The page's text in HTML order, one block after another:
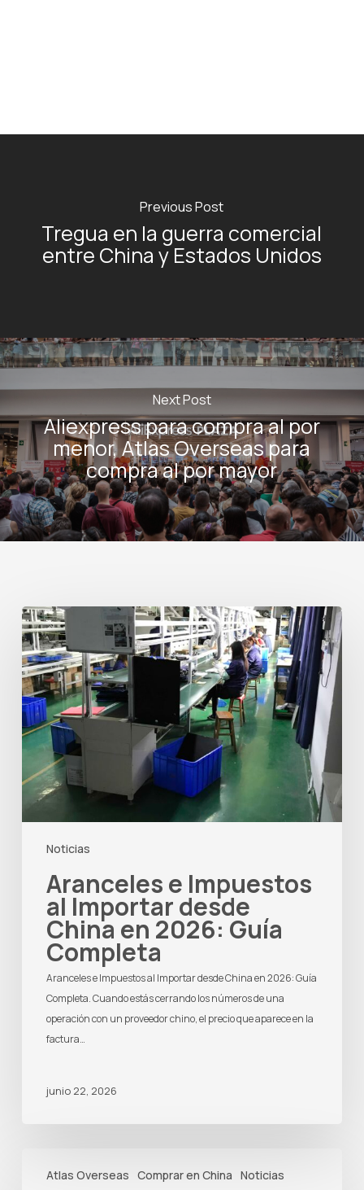
Previous Post
Tregua en la guerra comercial
entre China y Estados Unidos
Next Post
Aliexpress para compra al por
menor, Atlas Overseas para
compra al por mayor
Noticias
Aranceles
e
Impuestos
al
Importar
desde
China
2026:
Guía
Completa
Aranceles e Impuestos
al Importar desde
China en 2026: Guía
Completa
Aranceles e Impuestos al Importar desde China en 2026: Guía
Completa. Cuando estás cerrando los números de una
operación con un proveedor chino, el precio que aparece en la
factura…
junio 22, 2026
Atlas Overseas Comprar en China Noticias